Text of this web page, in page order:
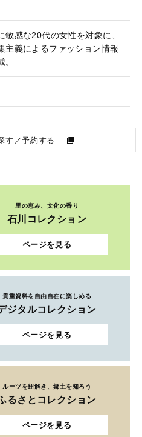
敏感な20代の女性を対象に、
主義によるファッション情報
。
す／予約する
里の恵み、文化の香り
石川コレクション
ページを見る
貴重資料を自由自在に楽しめる
ジタルコレクション
ページを見る
ルーツを紐解き、郷土を知ろう
るさとコレクション
ページを見る